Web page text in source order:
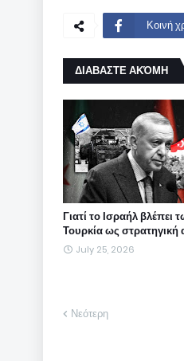
Κοινή
ΔΙΑΒΑΣΤΕ ΑΚΌΜΗ
Γιατί το Ισραήλ βλέπει
Τουρκία ως στρατηγική
July 25, 2026
Νεότερη